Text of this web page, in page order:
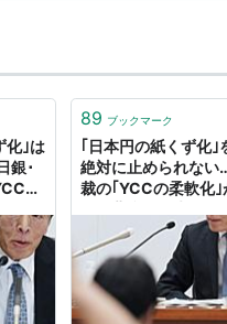
化｣は
銀･
再
れる
89 ブックマーク
｢日本円の紙くず化｣
絶対に止められない
裁の｢YCCの柔軟化｣
加速で日本経済は崩